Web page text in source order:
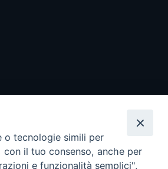
o tecnologie simili per
il tuo consenso, anche per
e funzionalità semplici",